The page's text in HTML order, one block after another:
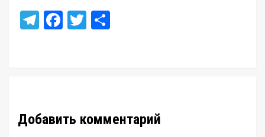
Telegram
Facebook
Twitter
Добавить комментарий